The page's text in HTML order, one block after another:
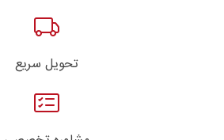
تحویل سریع